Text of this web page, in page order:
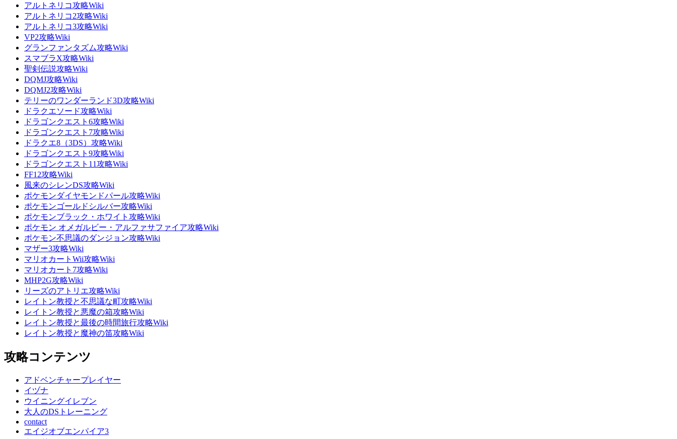
アルトネリコ攻略Wiki
アルトネリコ2攻略Wiki
アルトネリコ3攻略Wiki
VP2攻略Wiki
グランファンタズム攻略Wiki
スマブラX攻略Wiki
聖剣伝説攻略Wiki
DQMJ攻略Wiki
DQMJ2攻略Wiki
テリーのワンダーランド3D攻略Wiki
ドラクエソード攻略Wiki
ドラゴンクエスト6攻略Wiki
ドラゴンクエスト7攻略Wiki
ドラクエ8（3DS）攻略Wiki
ドラゴンクエスト9攻略Wiki
ドラゴンクエスト11攻略Wiki
FF12攻略Wiki
風来のシレンDS攻略Wiki
ポケモンダイヤモンドパール攻略Wiki
ポケモンゴールドシルバー攻略Wiki
ポケモンブラック・ホワイト攻略Wiki
ポケモン オメガルビー・アルファサファイア攻略Wiki
ポケモン不思議のダンジョン攻略Wiki
マザー3攻略Wiki
マリオカートWii攻略Wiki
マリオカート7攻略Wiki
MHP2G攻略Wiki
リーズのアトリエ攻略Wiki
レイトン教授と不思議な町攻略Wiki
レイトン教授と悪魔の箱攻略Wiki
レイトン教授と最後の時間旅行攻略Wiki
レイトン教授と魔神の笛攻略Wiki
攻略コンテンツ
アドベンチャープレイヤー
イヅナ
ウイニングイレブン
大人のDSトレーニング
contact
エイジオブエンパイア3